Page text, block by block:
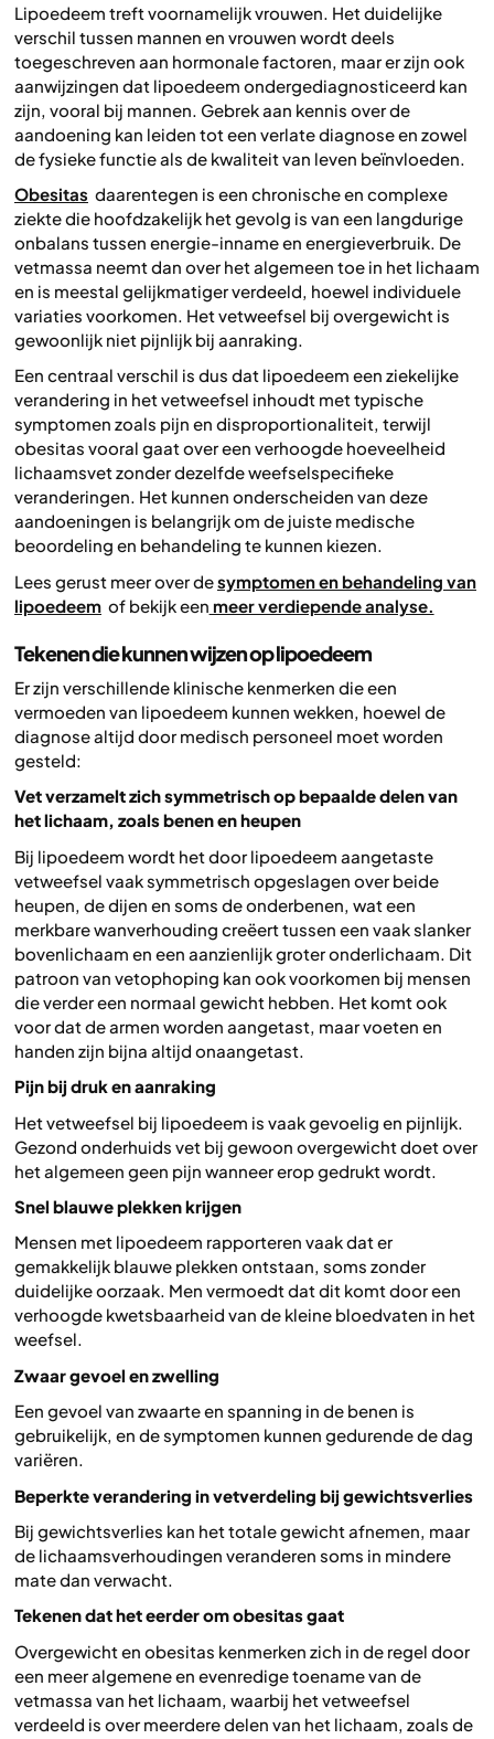
Lipoedeem treft voornamelijk vrouwen. Het duidelijke
verschil tussen mannen en vrouwen wordt deels
toegeschreven aan hormonale factoren, maar er zijn ook
aanwijzingen dat lipoedeem ondergediagnosticeerd kan
zijn, vooral bij mannen. Gebrek aan kennis over de
aandoening kan leiden tot een verlate diagnose en zowel
de fysieke functie als de kwaliteit van leven beïnvloeden.
Obesitas daarentegen is een chronische en complexe
ziekte die hoofdzakelijk het gevolg is van een langdurige
onbalans tussen energie-inname en energieverbruik. De
vetmassa neemt dan over het algemeen toe in het lichaam
en is meestal gelijkmatiger verdeeld, hoewel individuele
variaties voorkomen. Het vetweefsel bij overgewicht is
gewoonlijk niet pijnlijk bij aanraking.
Een centraal verschil is dus dat lipoedeem een ziekelijke
verandering in het vetweefsel inhoudt met typische
symptomen zoals pijn en disproportionaliteit, terwijl
obesitas vooral gaat over een verhoogde hoeveelheid
lichaamsvet zonder dezelfde weefselspecifieke
veranderingen. Het kunnen onderscheiden van deze
aandoeningen is belangrijk om de juiste medische
beoordeling en behandeling te kunnen kiezen.
Lees gerust meer over desymptomen en behandeling van
lipoedeem of bekijk een meer verdiepende analyse.
Tekenen die kunnen wijzen op lipoedeem
Er zijn verschillende klinische kenmerken die een
vermoeden van lipoedeem kunnen wekken, hoewel de
diagnose altijd door medisch personeel moet worden
gesteld:
Vet verzamelt zich symmetrisch op bepaalde delen van
het lichaam, zoals benen en heupen
Bij lipoedeem wordt het door lipoedeem aangetaste
vetweefsel vaak symmetrisch opgeslagen over beide
heupen, de dijen en soms de onderbenen, wat een
merkbare wanverhouding creëert tussen een vaak slanker
bovenlichaam en een aanzienlijk groter onderlichaam. Dit
patroon van vetophoping kan ook voorkomen bij mensen
die verder een normaal gewicht hebben. Het komt ook
voor dat de armen worden aangetast, maar voeten en
handen zijn bijna altijd onaangetast.
Pijn bij druk en aanraking
Het vetweefsel bij lipoedeem is vaak gevoelig en pijnlijk.
Gezond onderhuids vet bij gewoon overgewicht doet over
het algemeen geen pijn wanneer erop gedrukt wordt.
Snel blauwe plekken krijgen
Mensen met lipoedeem rapporteren vaak dat er
gemakkelijk blauwe plekken ontstaan, soms zonder
duidelijke oorzaak. Men vermoedt dat dit komt door een
verhoogde kwetsbaarheid van de kleine bloedvaten in het
weefsel.
Zwaar gevoel en zwelling
Een gevoel van zwaarte en spanning in de benen is
gebruikelijk, en de symptomen kunnen gedurende de dag
variëren.
Beperkte verandering in vetverdeling bij gewichtsverlies
Bij gewichtsverlies kan het totale gewicht afnemen, maar
de lichaamsverhoudingen veranderen soms in mindere
mate dan verwacht.
Tekenen dat het eerder om obesitas gaat
Overgewicht en obesitas kenmerken zich in de regel door
een meer algemene en evenredige toename van de
vetmassa van het lichaam, waarbij het vetweefsel
verdeeld is over meerdere delen van het lichaam, zoals de